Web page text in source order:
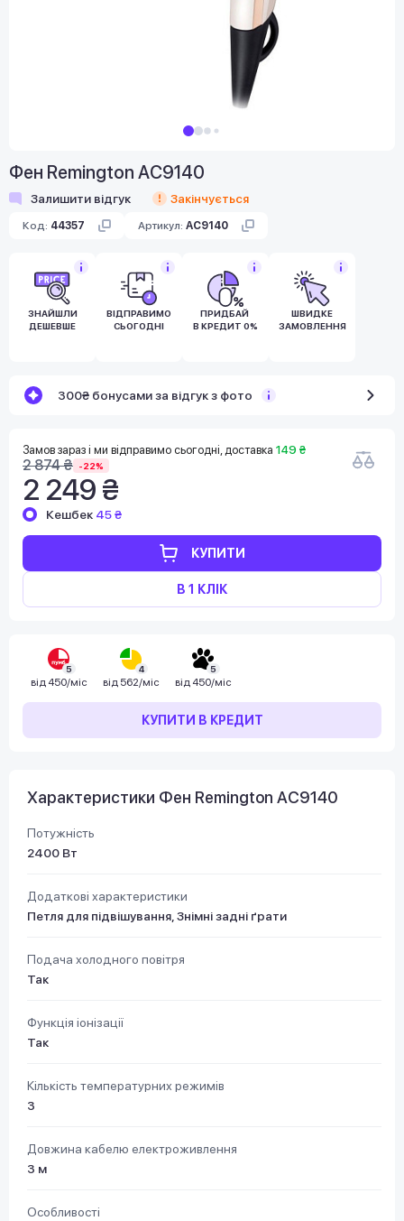
Фен Remington AC9140
Залишити відгук Закінчується
Код: 44357 Артикул: AC9140
ЗНАЙШЛИ
ДЕШЕВШЕ
ВІДПРАВИМО
СЬОГОДНІ
ПРИДБАЙ
В КРЕДИТ 0%
ШВИДКЕ
ЗАМОВЛЕННЯ
300₴ бонусами за відгук з фото
Замов зараз і ми відправимо сьогодні, доставка 149 ₴
2 874 ₴ -22%
2 249 ₴
КУПИТИ
В 1 КЛІК
Кешбек 45 ₴
5
від 450/міс
4
від 562/міс
5
від 450/міс
КУПИТИ В КРЕДИТ
Характеристики Фен Remington AC9140
Потужність
2400 Вт
Додаткові характеристики
Петля для підвішування, Знімні задні ґрати
Подача холодного повітря
Так
Функція іонізації
Так
Кількість температурних режимів
3
Довжина кабелю електроживлення
3 м
Особливості